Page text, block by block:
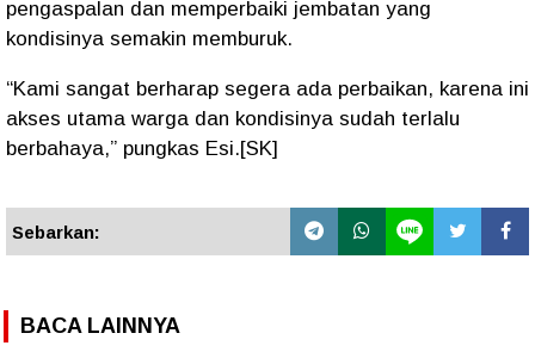
pengaspalan dan memperbaiki jembatan yang
kondisinya semakin memburuk.
“Kami sangat berharap segera ada perbaikan, karena ini
akses utama warga dan kondisinya sudah terlalu
berbahaya,” pungkas Esi.[SK]
Sebarkan:
BACA LAINNYA